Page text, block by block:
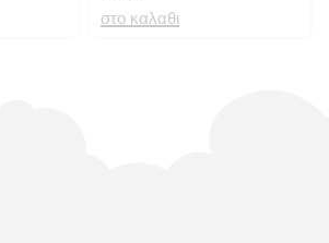
στο καλαθι